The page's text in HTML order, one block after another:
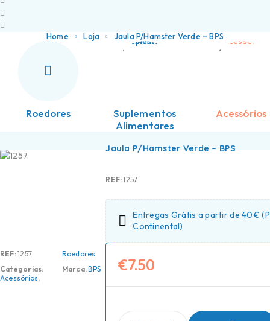
Home Loja Jaula P/Hamster Verde – BPS
Roedores
Suplementos
Alimentares
Acessórios
REF:1257
Categorias:
Acessórios,
Roedores
Marca:BPS
Jaula P/Hamster Verde – BPS
REF:1257
Entregas Grátis a partir de 40€
Continental)
€7.50